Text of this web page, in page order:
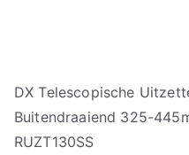
DX Telescopische
Buitendraaiend 325-
RUZT130SS